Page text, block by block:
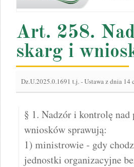
Art. 258.
skarg i
Dz.U.2025.0.1691 t.j.-Ustawa z dnia 14
§ 1. Nadzór i kontrolę
wniosków sprawują:
1) ministrowie - gdy
jednostki organizacyjne